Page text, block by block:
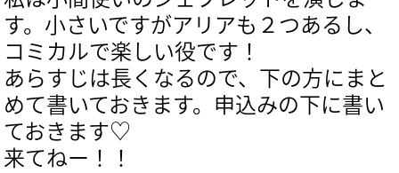
す。小さいですがアリアも２つあるし、
コミカルで楽しい役です！
あらすじは長くなるので、下の方にまと
めて書いておきます。申込みの下に書い
ておきます♡
来てねー！！